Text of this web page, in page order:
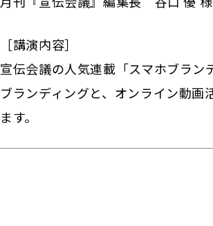
［講演内容］
宣伝会議の人気連載「スマホブラ
ブランディングと、オンライン動
ます。